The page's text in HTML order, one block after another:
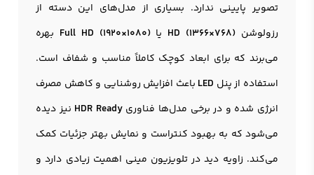
تصویر پایینی ندارد. بسیاری از مدل‌های این دسته از
رزولوشن HD (1366×768) یاFull HD (1920×1080) بهره
می‌برند که برای ابعاد کوچک کاملاً مناسب و شفاف است.
استفاده از پنل LED باعث افزایش روشنایی و کاهش مصرف
انرژی شده و در برخی مدل‌ها فناوریHDR Ready نیز دیده
می‌شود که به بهبود کنتراست و نمایش بهتر جزئیات کمک
می‌کند. زاویه دید در تلویزیون مینی اهمیت زیادی دارد و